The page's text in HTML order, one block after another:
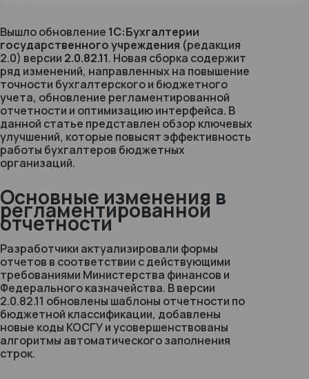
Вышло обновление 1С:Бухгалтерии
государственного учреждения (редакция
2.0) версии 2.0.82.11. Новая сборка содержит
ряд изменений, направленных на повышение
точности бухгалтерского и бюджетного
учета, обновление регламентированной
отчетности и оптимизацию интерфейса. В
данной статье представлен обзор ключевых
улучшений, которые повысят эффективность
работы бухгалтеров бюджетных
организаций.
Основные изменения в
регламентированной
отчетности
Разработчики актуализировали формы
отчетов в соответствии с действующими
требованиями Министерства финансов и
Федерального казначейства. В версии
2.0.82.11 обновлены шаблоны отчетности по
бюджетной классификации, добавлены
новые коды КОСГУ и усовершенствованы
алгоритмы автоматического заполнения
строк.